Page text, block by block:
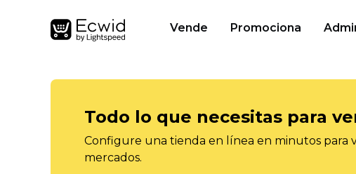
Vende Promociona
Todo lo que necesitas para
Configure una tienda en línea en minutos para
mercados.